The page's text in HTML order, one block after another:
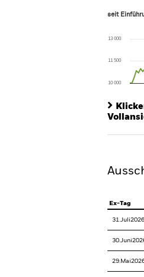
seit
The
The chart
seit
10 000
11 500
13 000
Ex-Tag
31.Juli2026